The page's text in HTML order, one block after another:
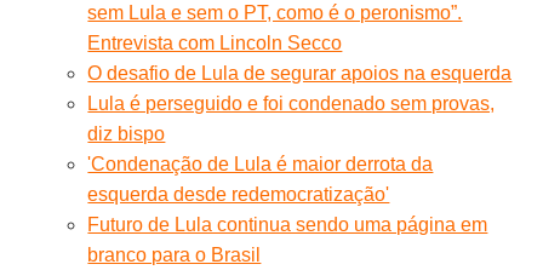
sem Lula e sem o PT, como é o peronismo”.
Entrevista com Lincoln Secco
O desafio de Lula de segurar apoios na esquerda
Lula é perseguido e foi condenado sem provas,
diz bispo
'Condenação de Lula é maior derrota da
esquerda desde redemocratização'
Futuro de Lula continua sendo uma página em
branco para o Brasil